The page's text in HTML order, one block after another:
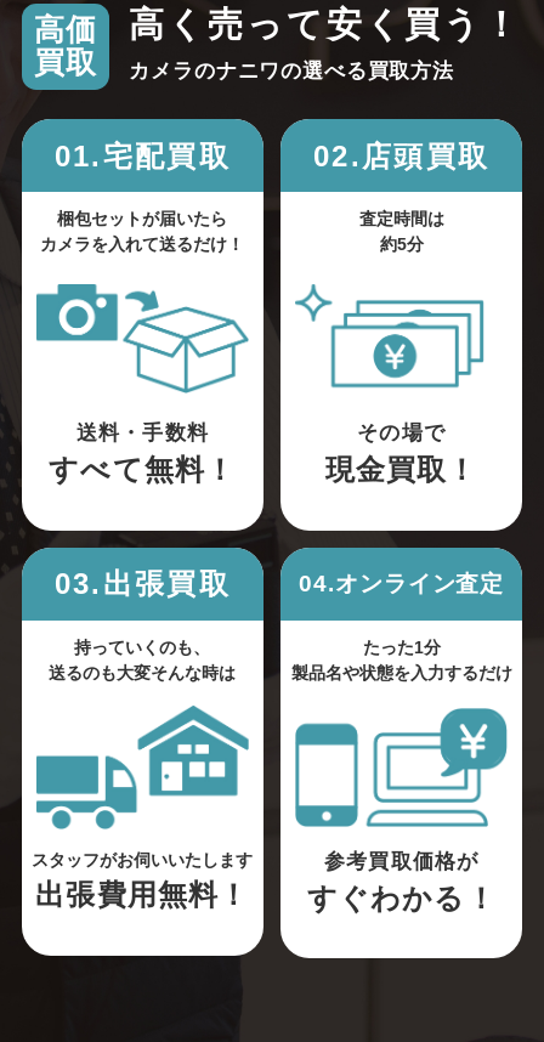
高価
買取
高く売って安く買う！
カメラのナニワの選べる買取方法
01.宅配買取
梱包セットが届いたら
カメラを入れて送るだけ！
送料・手数料
すべて無料！
02.店頭買取
査定時間は
約5分
その場で
現金買取！
03.出張買取
持っていくのも、
送るのも大変そんな時は
スタッフがお伺いいたします
出張費用無料！
04.オンライン査定
たった1分
製品名や状態を入力するだけ
参考買取価格が
すぐわかる！